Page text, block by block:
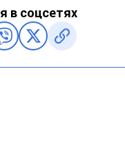
в соцсетях